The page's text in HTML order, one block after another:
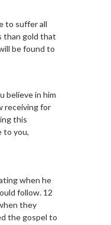
to suffer all
than gold that
be found to
believe in him
receiving for
this
to you,
when he
follow. 12
they
the gospel to